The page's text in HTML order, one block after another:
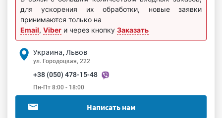
для ускорения их обработки, новые заявки
принимаются только на
Email, Viber и через кнопку Заказать
Украина, Львов
ул. Городоцкая, 222
+38 (050) 478-15-48
Пн-Пт 8:00 - 18:00
Написать нам